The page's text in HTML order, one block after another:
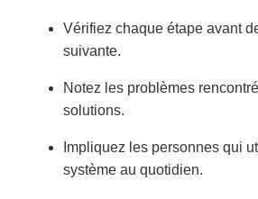
Vérifiez chaque étape avant
suivante.
Notez les problèmes
solutions.
Impliquez les personnes qui
système au quotidien.